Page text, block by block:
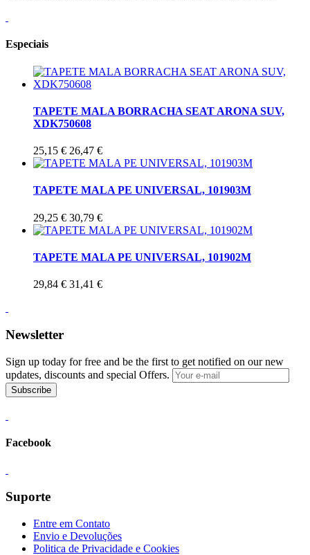
Especiais
TAPETE MALA BORRACHA SEAT ARONA SUV,
XDK750608
25,15 € 26,47 €
TAPETE MALA PE UNIVERSAL, 101903M
29,25 € 30,79 €
TAPETE MALA PE UNIVERSAL, 101902M
29,84 € 31,41 €
Newsletter
Sign up today for free and be the first to get notified on our new
updates, discounts and special Offers.
Subscribe
Facebook
Suporte
Entre em Contato
Envio e Devoluções
Politica de Privacidade e Cookies